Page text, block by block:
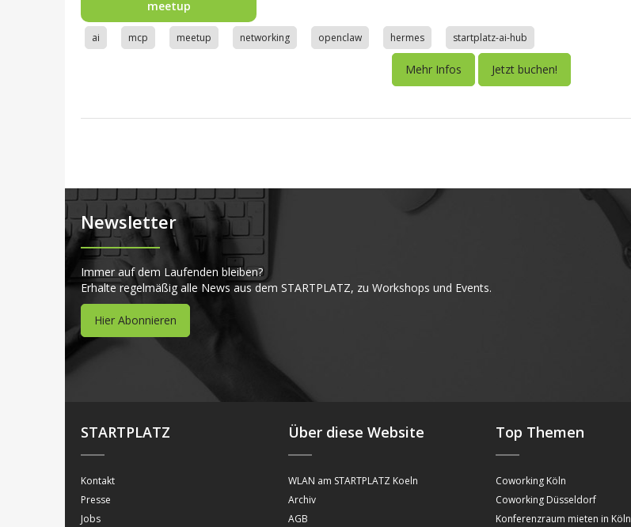
meetup
ai mcp meetup networking openclaw hermes startplatz-ai-hub
Mehr Infos Jetzt buchen!
Newsletter
Immer auf dem Laufenden bleiben?
Erhalte regelmäßig alle News aus dem STARTPLATZ, zu Workshops und Events.
Hier Abonnieren
STARTPLATZ
Kontakt
Presse
Jobs
Über diese Website
WLAN am STARTPLATZ Koeln
Archiv
AGB
Top Themen
Coworking Köln
Coworking Düsseldorf
Konferenzraum mieten in Köln